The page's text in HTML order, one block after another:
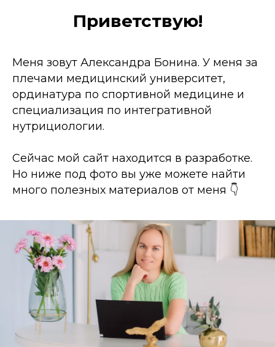
Приветствую!
Меня зовут Александра Бонина. У меня за
плечами медицинский университет,
ординатура по спортивной медицине и
специализация по интегративной
нутрициологии.
Сейчас мой сайт находится в разработке.
Но ниже под фото вы уже можете найти
много полезных материалов от меня 👇